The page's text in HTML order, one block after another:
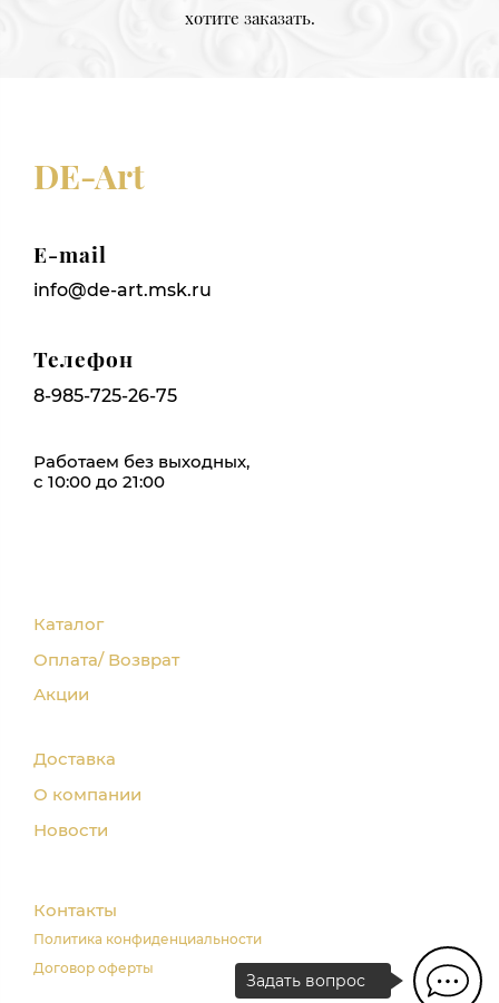
Задать вопрос
хотите заказать.
DE-Art
E-mail
info@de-art.msk.ru
Телефон
8-985-725-26-75
Работаем без выходных,
с 10:00 до 21:00
Каталог
Оплата/ Возврат
Акции
Доставка
О компании
Новости
Контакты
Политика конфиденциальности
Договор оферты